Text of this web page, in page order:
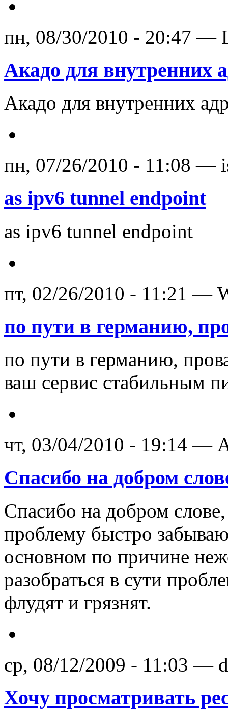
пн, 08/30/2010 - 20:47 —
Акадо для внутренних
Акадо для внутренних
пн, 07/26/2010 - 11:08 —
as ipv6 tunnel endpoint
as ipv6 tunnel endpoint
пт, 02/26/2010 - 11:21 —
по пути в германию,
по пути в германию,
ваш сервис стабильным
чт, 03/04/2010 - 19:14 —
Спасибо на добром
Спасибо на добром
проблему быстро
основном по причине
разобраться в сути
флудят и грязнят.
ср, 08/12/2009 - 11:03 —
Хочу просматривать